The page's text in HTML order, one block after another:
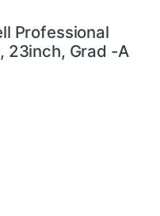
Professional
23inch, Grad -A